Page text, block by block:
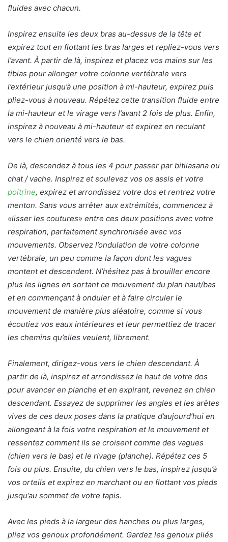
fluides avec chacun.
Inspirez ensuite les deux bras au-dessus de la tête et
expirez tout en flottant les bras larges et repliez-vous vers
l’avant. À partir de là, inspirez et placez vos mains sur les
tibias pour allonger votre colonne vertébrale vers
l’extérieur jusqu’à une position à mi-hauteur, expirez puis
pliez-vous à nouveau. Répétez cette transition fluide entre
la mi-hauteur et le virage vers l’avant 2 fois de plus. Enfin,
inspirez à nouveau à mi-hauteur et expirez en reculant
vers le chien orienté vers le bas.
De là, descendez à tous les 4 pour passer par bitilasana ou
chat / vache. Inspirez et soulevez vos os assis et votre
poitrine, expirez et arrondissez votre dos et rentrez votre
menton. Sans vous arrêter aux extrémités, commencez à
«lisser les coutures» entre ces deux positions avec votre
respiration, parfaitement synchronisée avec vos
mouvements. Observez l’ondulation de votre colonne
vertébrale, un peu comme la façon dont les vagues
montent et descendent. N’hésitez pas à brouiller encore
plus les lignes en sortant ce mouvement du plan haut/bas
et en commençant à onduler et à faire circuler le
mouvement de manière plus aléatoire, comme si vous
écoutiez vos eaux intérieures et leur permettiez de tracer
les chemins qu’elles veulent, librement.
Finalement, dirigez-vous vers le chien descendant. À
partir de là, inspirez et arrondissez le haut de votre dos
pour avancer en planche et en expirant, revenez en chien
descendant. Essayez de supprimer les angles et les arêtes
vives de ces deux poses dans la pratique d’aujourd’hui en
allongeant à la fois votre respiration et le mouvement et
ressentez comment ils se croisent comme des vagues
(chien vers le bas) et le rivage (planche). Répétez ces 5
fois ou plus. Ensuite, du chien vers le bas, inspirez jusqu’à
vos orteils et expirez en marchant ou en flottant vos pieds
jusqu’au sommet de votre tapis.
Avec les pieds à la largeur des hanches ou plus larges,
pliez vos genoux profondément. Gardez les genoux pliés